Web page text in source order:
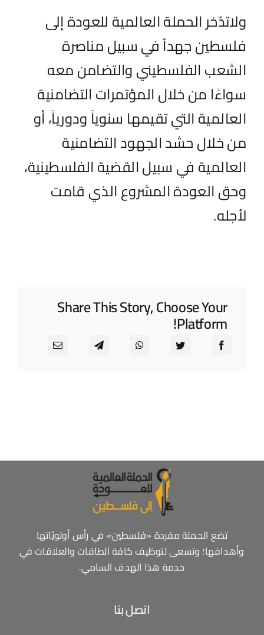
ولاتدّخر الحملة العالمية للعودة إلى
فلسطين جهداً في سبيل مناصرة
الشعب الفلسطيني والتضامن معه
سواءًا من خلال المؤتمرات التضامنية
العالمية التي تقيمها سنوياً ودورياً، أو
من خلال حشد الجهود التضامنية
العالمية في سبيل القضية الفلسطينية،
وحق العودة المشروع الذي قامت
لأجله.
Share This Story, Choose Your
Platform!
تضع الحملة مفردة «فلسطين» في رأس أولويّاتها
وأهدافها؛ وتسعى لتوظيف كافة الطاقات والعلاقات في
خدمة هذا الهدف السامي.
اتصل بنا